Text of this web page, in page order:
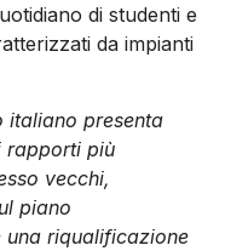
di studenti e
da impianti
italiano presenta
rapporti più
vecchi,
piano
una riqualificazione